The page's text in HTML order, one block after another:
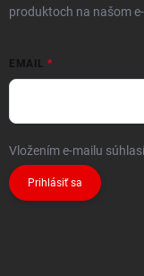
produktoch na našom
EMAIL
Vložením e-mailu
Prihlásiť sa